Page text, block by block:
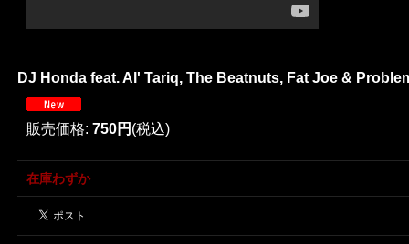
DJ Honda feat. Al' Tariq, The Beatnuts, Fat Joe &
販売価格: 750円 (税込)
在庫わずか